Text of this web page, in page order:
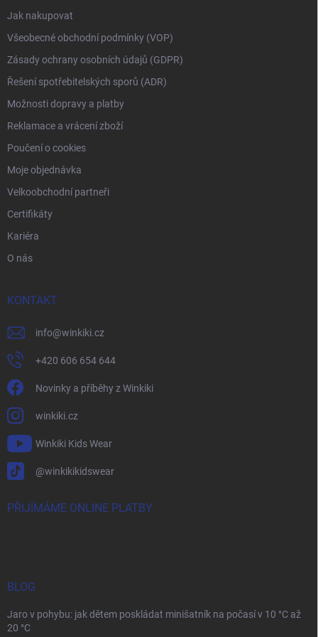
Jak nakupovat
Všeobecné obchodní podmínky (VOP)
Zásady ochrany osobních údajů (GDPR)
Řešení spotřebitelských sporů (ADR)
Možnosti dopravy a platby
Reklamace a vrácení zboží
Poučení o cookies
Moje objednávka
Velkoobchodní partneři
Certifikáty
Kariéra
O nás
KONTAKT
info@winkiki.cz
+420 606 654 644
Novinky a příběhy z Winkiki
winkiki.cz
Winkiki Kids Wear
@winkikikidswear
PŘIJÍMÁME ONLINE PLATBY
BLOG
Jaro v pohybu: jak dětem poskládat minišatník na počasí v 10 °C až
20 °C